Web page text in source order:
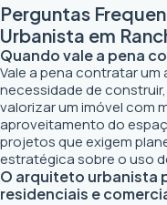
Perguntas
Urbanista em
Quando vale a pena
Vale a pena contratar
necessidade de
valorizar um imóvel com
aproveitamento do
projetos que exigem
estratégica sobre o uso
O arquiteto urbanista
residenciais e